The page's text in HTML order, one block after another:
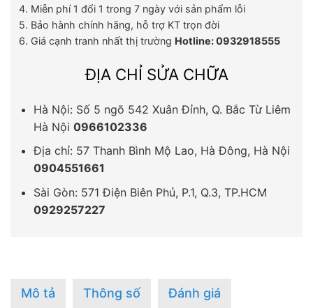
4. Miễn phí 1 đổi 1 trong 7 ngày với sản phẩm lỗi
5. Bảo hành chính hãng, hỗ trợ KT trọn đời
6. Giá cạnh tranh nhất thị trường Hotline: 0932918555
ĐỊA CHỈ SỬA CHỮA
Hà Nội: Số 5 ngõ 542 Xuân Đỉnh, Q. Bắc Từ Liêm
Hà Nội 0966102336
Địa chỉ: 57 Thanh Bình Mộ Lao, Hà Đông, Hà Nội
0904551661
Sài Gòn: 571 Điện Biên Phủ, P.1, Q.3, TP.HCM
0929257227
Mô tả Thông số Đánh giá